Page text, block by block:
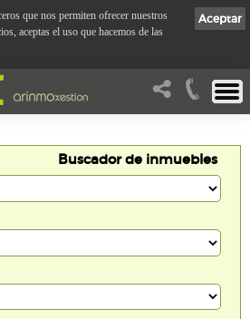
Buscador de inmuebles
Aceptar
que nos permiten ofrecer nuestros
aceptas el uso que hacemos de las